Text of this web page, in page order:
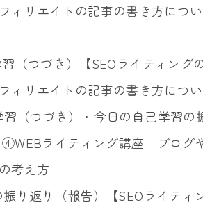
ィリエイトの記事の書き方につ
習（つづき）【SEOライティン
ィリエイトの記事の書き方に
習（つづき）・今日の自己学習の
ライティング講座 ブログ
考え方
り返り（報告）【SEOライティ